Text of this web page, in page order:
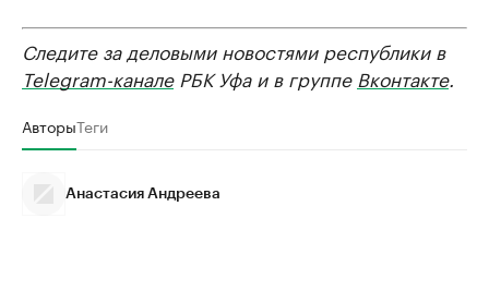
Следите за деловыми новостями республики в
Telegram-каналеРБК Уфа и в группе Вконтакте.
АвторыТеги
Анастасия Андреева